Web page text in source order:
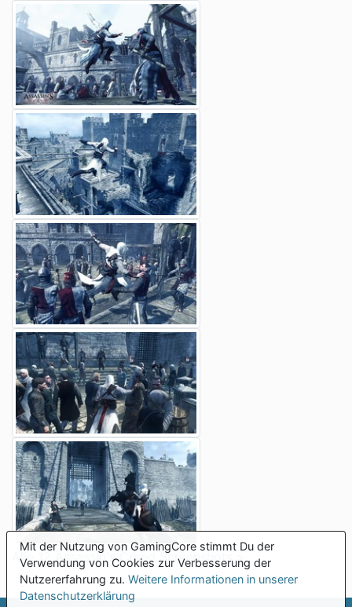
Mit der Nutzung von GamingCore stimmt Du der
Verwendung von Cookies zur Verbesserung der
Nutzererfahrung zu. Weitere Informationen in unserer
Datenschutzerklärung
Alle 12 Assassin's Creed Screenshots >